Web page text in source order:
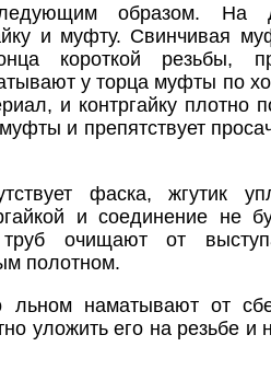
образом. На
и муфту. Свинчивая
короткой резьбы,
у торца муфты по
и контргайку плотно
и препятствует
фаска, жгутик
и соединение не
очищают от
полотном.
льном наматывают от
уложить его на резьбе и